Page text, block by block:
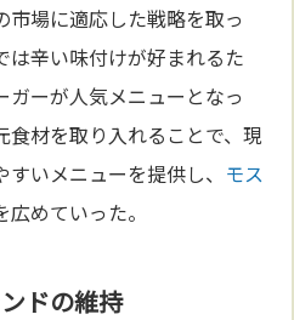
市場に適応した戦略を取っ
は辛い味付けが好まれるた
ガーが人気メニューとなっ
食材を取り入れることで、現
いメニューを提供し、 モス
めていった。
ドの維持